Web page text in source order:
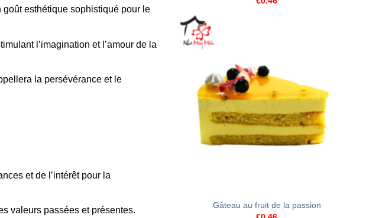
esthétique sophistiqué pour le
l’imagination et l’amour de la
la persévérance et le
et de l’intérêt pour la
valeurs passées et présentes.
Gâteau au fruit de la passion